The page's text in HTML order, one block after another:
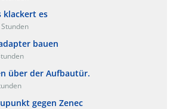
klackert es
bauen
über der Aufbautür.
gegen Zenec